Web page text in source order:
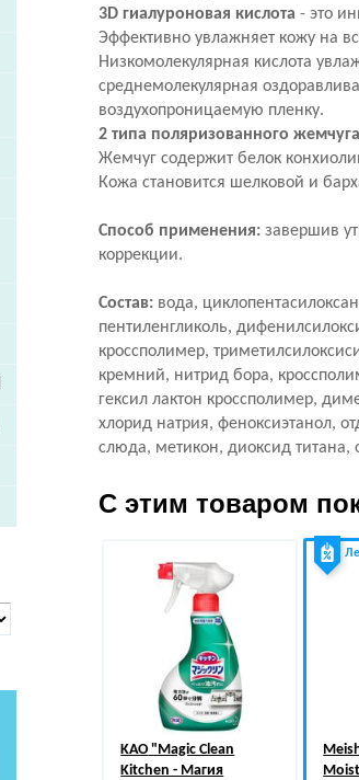
3D гиалуроновая кислота - это
Эффективно увлажняет кожу на
Низкомолекулярная кислота
среднемолекулярная
воздухопроницаемую пленку.
2 типа поляризованного жемчуга
Жемчуг содержит белок
Кожа становится шелковой и
Способ применения: завершив
коррекции.
Состав: вода,
пентиленгликоль,
кроссполимер,
кремний, нитрид бора,
гексил лактон кроссполимер,
хлорид натрия, феноксиэтанол,
слюда, метикон, диоксид
С этим товаром
KAO"Magiс Clean
Kitchen - Магия